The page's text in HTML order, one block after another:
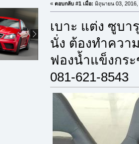
« ตอบกลับ #1 เมื่อ: มิถุนายน 03, 2016,
เบาะ แต่ง ซูบา
นั่ง ต้องทำควา
ฟองน้ำแข็งกระ
081-621-8543